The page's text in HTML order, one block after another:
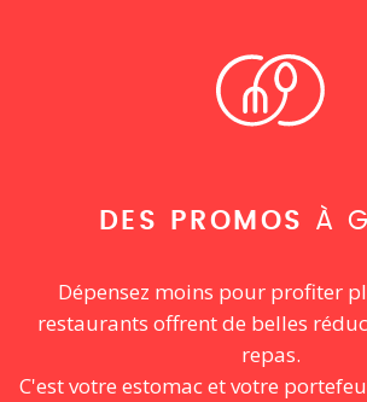
DES PROMOS À
Dépensez moins pour profiter
restaurants offrent de belles
repas.
C'est votre estomac et votre